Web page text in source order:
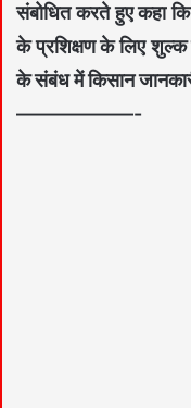
संबोधित करते हुए कहा
के प्रशिक्षण के लिए शुल्क
के संबंध में किसान
——————-